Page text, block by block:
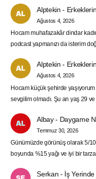
Alptekin -
Ağustos 4, 2026
Hocam muhafazakâr dindar
podcast yapmanızı da isterim
Alptekin -
Ağustos 4, 2026
Hocam küçük şehirde
sevgilim olmadı. Şu an yaş 29 ve
Albay- Daygame
Temmuz 30, 2026
Günümüzde görünüş olarak 5/10
boyunda %15 yağı ve iyi bir
Serkan - İş Yerinde